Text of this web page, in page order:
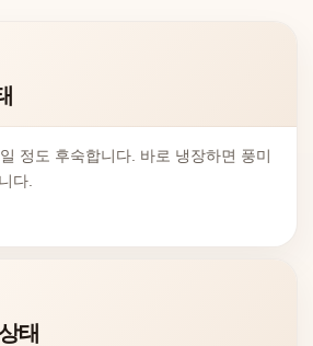
정도 후숙합니다. 바로 냉장하면 풍미
다.
태